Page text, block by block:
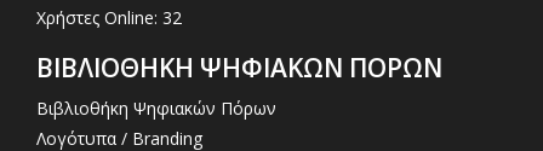
Χρήστες Online: 32
ΒΙΒΛΙΟΘΗΚΗ ΨΗΦΙΑΚΩΝ ΠΟΡΩΝ
Βιβλιοθήκη Ψηφιακών Πόρων
Λογότυπα / Branding